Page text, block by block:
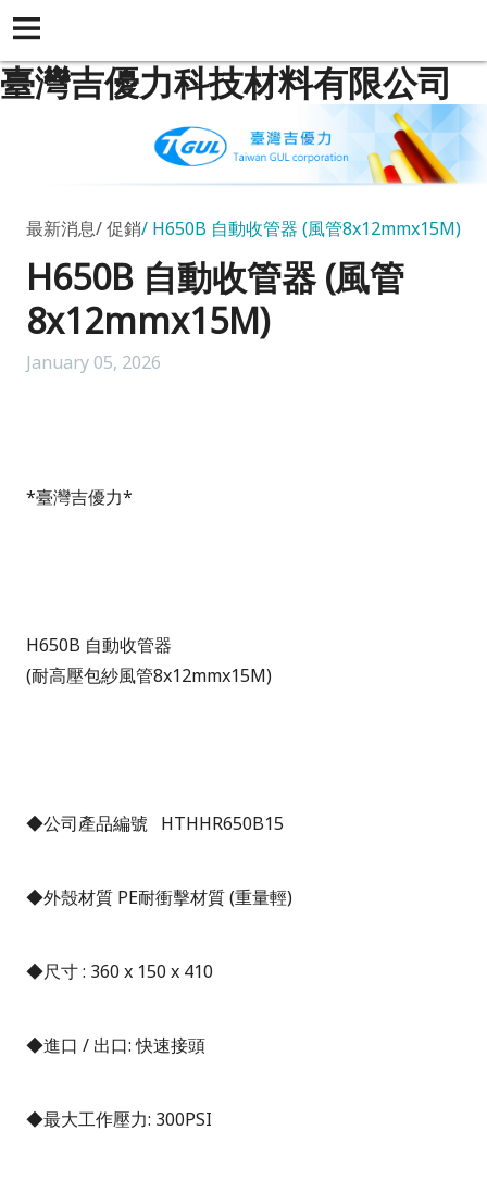
臺灣吉優力科技材料有限公司
最新消息 促銷 H650B 自動收管器 (風管8x12mmx15M)
H650B 自動收管器 (風管
8x12mmx15M)
January 05, 2026
*臺灣吉優力*
H650B 自動收管器
(耐高壓包紗風管8x12mmx15M)
◆公司產品編號 HTHHR650B15
◆外殼材質 PE耐衝擊材質(重量輕)
◆尺寸: 360 x 150 x 410
◆進口 / 出口:快速接頭
◆最大工作壓力: 300PSI